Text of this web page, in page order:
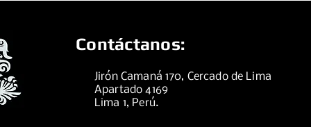
Contáctanos:
Jirón Camaná 170, Cercado de Lima
Apartado 4169
Lima 1, Perú.